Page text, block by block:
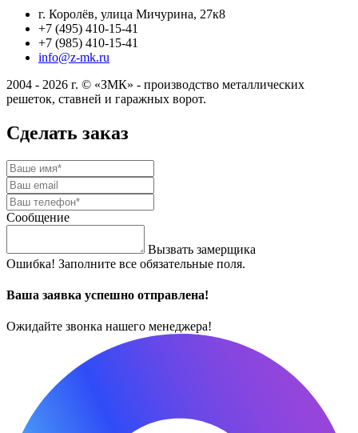
г. Королёв, улица Мичурина, 27к8
+7 (495) 410-15-41
+7 (985) 410-15-41
info@z-mk.ru
2004 - 2026 г. © «ЗМК» - производство металлических
решеток, ставней и гаражных ворот.
Сделать заказ
Сообщение
Вызвать замерщика
Ошибка! Заполните все обязательные поля.
Ваша заявка успешно отправлена!
Ожидайте звонка нашего менеджера!